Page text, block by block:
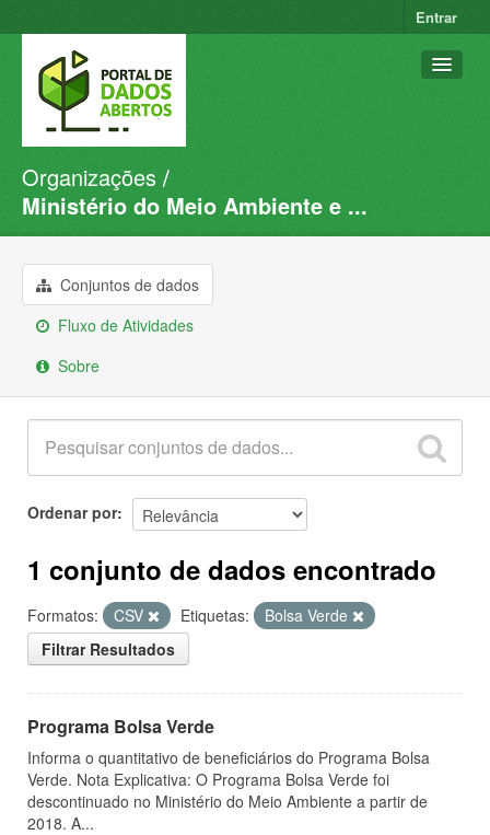
Entrar
Conjuntos de dados
Organizações
Sobre
Organizações
Ministério do Meio Ambiente e ...
Conjuntos de dados
Fluxo de Atividades
Sobre
Ordenar por
1 conjunto de dados encontrado
Formatos: CSV Etiquetas:
Bolsa Verde
Filtrar Resultados
Programa Bolsa Verde
Informa o quantitativo de beneficiários do Programa Bolsa
Verde. Nota Explicativa: O Programa Bolsa Verde foi
descontinuado no Ministério do Meio Ambiente a partir de
2018. A...